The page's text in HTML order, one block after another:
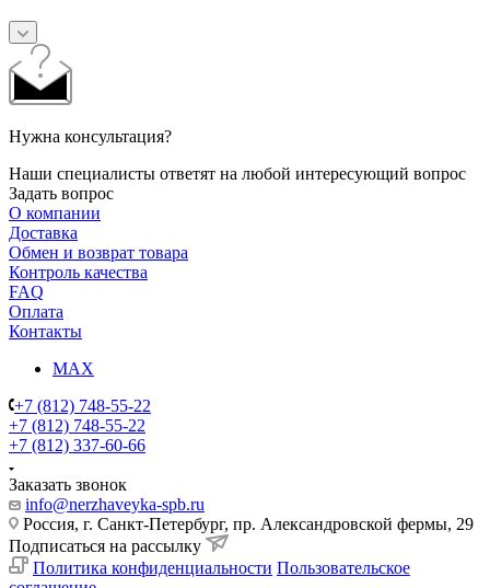
Нужна консультация?
Наши специалисты ответят на любой интересующий вопрос
Задать вопрос
О компании
Доставка
Обмен и возврат товара
Контроль качества
FAQ
Оплата
Контакты
MAX
+7 (812) 748-55-22
+7 (812) 748-55-22
+7 (812) 337-60-66
Заказать звонок
info@nerzhaveyka-spb.ru
Россия, г. Санкт-Петербург, пр. Александровской фермы, 29
Подписаться на рассылку
Политика конфиденциальности Пользовательское